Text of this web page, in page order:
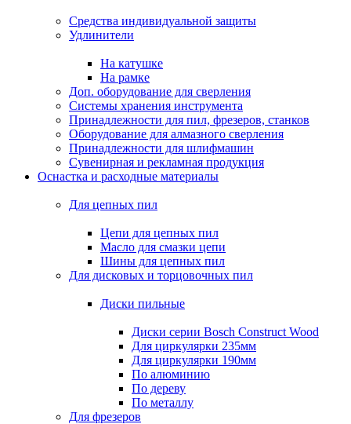
Средства индивидуальной защиты
Удлинители
На катушке
На рамке
Доп. оборудование для сверления
Системы хранения инструмента
Принадлежности для пил, фрезеров, станков
Оборудование для алмазного сверления
Принадлежности для шлифмашин
Сувенирная и рекламная продукция
Оснастка и расходные материалы
Для цепных пил
Цепи для цепных пил
Масло для смазки цепи
Шины для цепных пил
Для дисковых и торцовочных пил
Диски пильные
Диски серии Bosch Construct Wood
Для циркулярки 235мм
Для циркулярки 190мм
По алюминию
По дереву
По металлу
Для фрезеров